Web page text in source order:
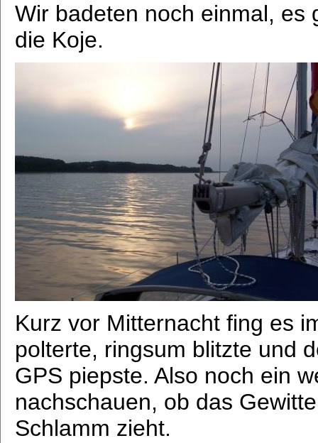
Wir badeten noch einmal, es
die Koje.
Kurz vor Mitternacht fing es
polterte, ringsum blitzte und
GPS piepste. Also noch ein
nachschauen, ob das
Schlamm zieht.